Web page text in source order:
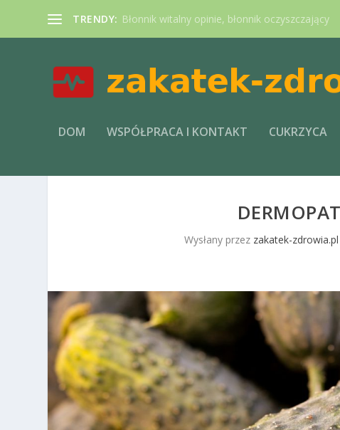
TRENDY: Błonnik witalny opinie, błonnik oczyszczający
DOM WSPÓŁPRACA I KONTAKT CUKRZYCA
Wysłany przez zakatek-zdrowia.pl